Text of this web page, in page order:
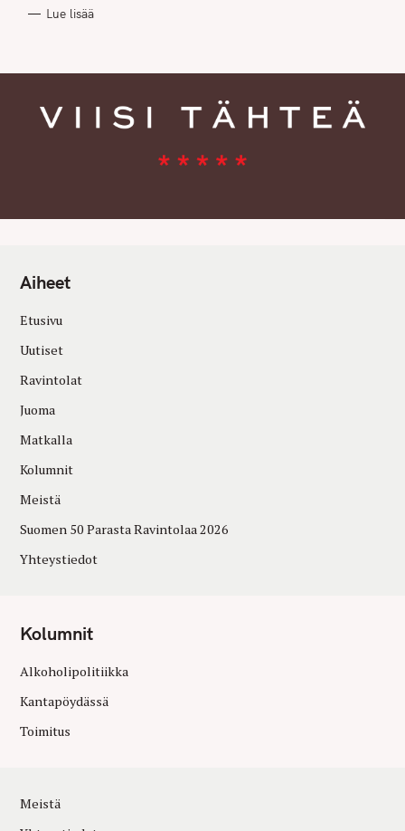
I
Lue lisää
Aiheet
Etusivu
Uutiset
Ravintolat
Juoma
Matkalla
Kolumnit
Meistä
Suomen 50 Parasta Ravintolaa 2026
Yhteystiedot
Kolumnit
Alkoholipolitiikka
Kantapöydässä
Toimitus
Meistä